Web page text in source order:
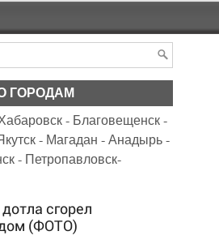
ГОРОДАМ
- Благовещенск-
- Магадан -Анадырь-
- Петропавловск-
сгорел
(ФОТО)